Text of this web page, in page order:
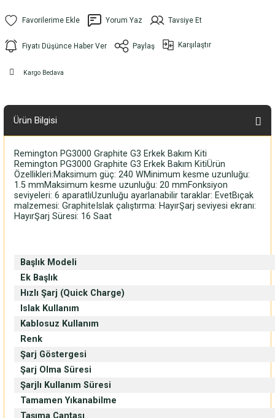
Yorum Yaz Tavsiye Et
Fiyatı Düşünce Haber Ver Paylaş Karşılaştır
Kargo Bedava
Ürün Bilgisi
Remington PG3000 Graphite G3 Erkek Bakım Kiti
Remington PG3000 Graphite G3 Erkek Bakım KitiÜrün
Özellikleri:Maksimum güç: 240 WMinimum kesme uzunluğu:
1.5 mmMaksimum kesme uzunluğu: 20 mmFonksiyon
seviyeleri: 6 aparatlıUzunluğu ayarlanabilir taraklar: EvetBıçak
malzemesi: GraphiteIslak çalıştırma: HayırŞarj seviyesi ekranı:
HayırŞarj Süresi: 16 Saat
Başlık Modeli
Ek Başlık
Hızlı Şarj (Quick Charge)
Islak Kullanım
Kablosuz Kullanım
Renk
Şarj Göstergesi
Şarj Olma Süresi
Şarjlı Kullanım Süresi
Tamamen Yıkanabilme
Taşıma Çantası